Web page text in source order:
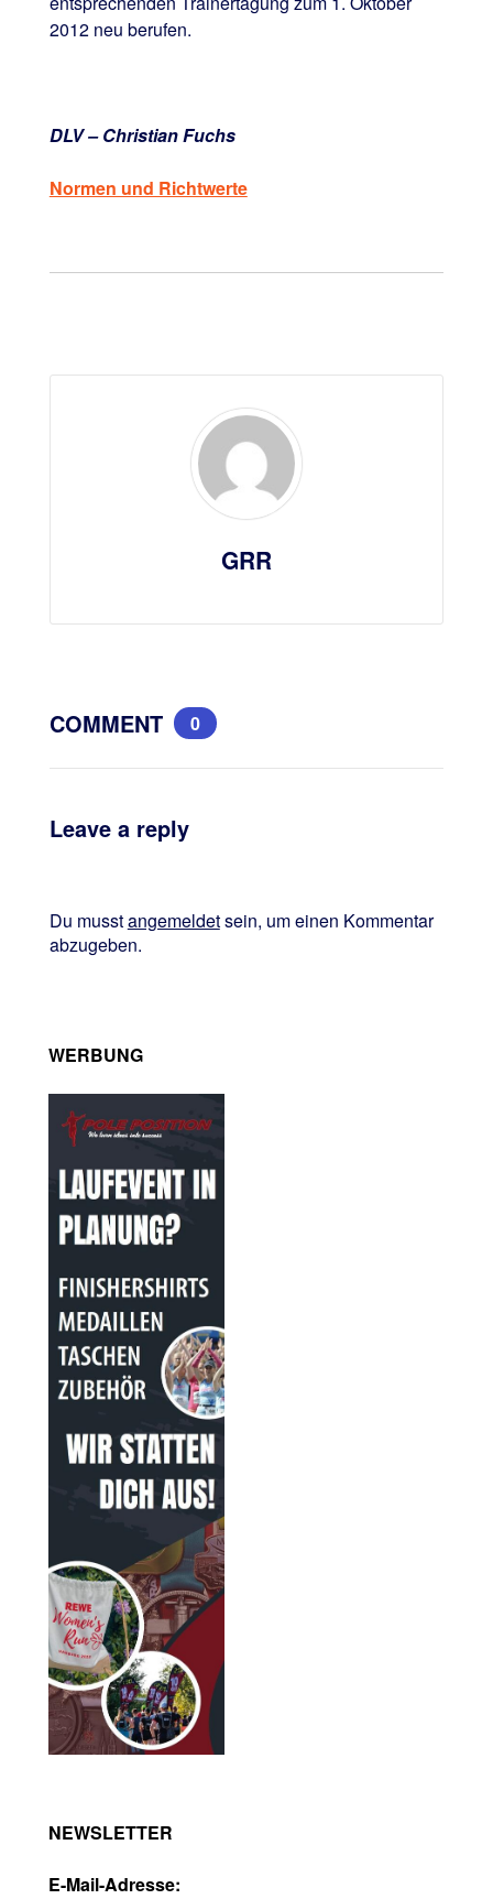
2012 neu berufen.
DLV – Christian Fuchs
Normen und Richtwerte
GRR
COMMENT 0
Leave a reply
Du musstangemeldetsein, um einen Kommentar
abzugeben.
WERBUNG
NEWSLETTER
E-Mail-Adresse: